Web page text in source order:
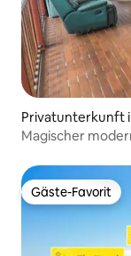
Privatunterkunft
Magischer
Gäste-Favorit
Gäste-Favorit